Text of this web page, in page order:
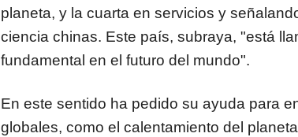
planeta, y la cuarta en servicios y
ciencia chinas. Este país, subraya, "está
fundamental en el futuro del mundo".
En este sentido ha pedido su ayuda para
globales, como el calentamiento del